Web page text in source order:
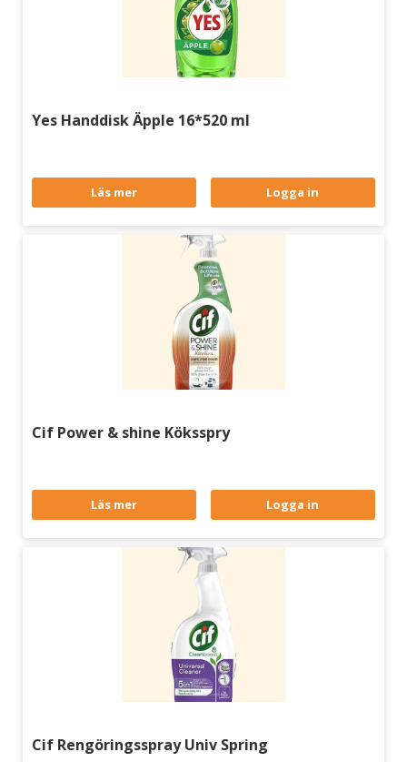
Yes Handdisk Äpple 16*520 ml
Läs mer Logga in
Cif Power & shine Köksspry
Läs mer Logga in
Cif Rengöringsspray Univ Spring